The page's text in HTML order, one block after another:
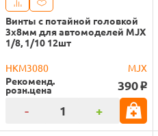
Винты с потайной головкой
3х8мм для автомоделей MJX
1/8, 1/10 12шт
HKM3080
MJX
Рекоменд.
розн.цена 390 o
- +